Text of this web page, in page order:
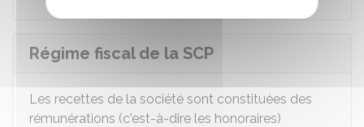
Régime fiscal de la SCP
Les recettes de la société sont constituées des
rémunérations (c'est-à-dire les honoraires)